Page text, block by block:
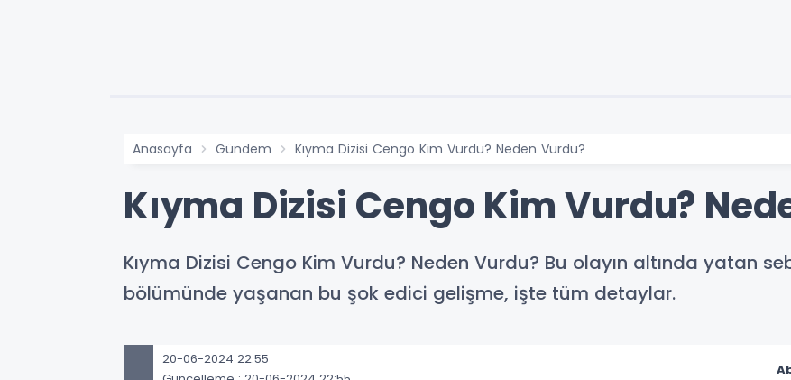
Anasayfa Gündem Kıyma Dizisi Cengo Kim Vurdu? Neden Vurdu?
Kıyma Dizisi Cengo Kim Vurdu?
Kıyma Dizisi Cengo Kim Vurdu? Neden Vurdu? Bu olayın altında yatan
bölümünde yaşanan bu şok edici gelişme, işte tüm detaylar.
20-06-2024 22:55